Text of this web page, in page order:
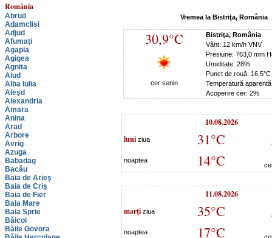
România
Abrud
Adamclisi
Adjud
Afumaţi
Agapia
Agigea
Agnita
Aiud
Alba Iulia
Aleşd
Alexandria
Amara
Anina
Arad
Arbore
Avrig
Azuga
Babadag
Bacău
Baia de Arieş
Baia de Criş
Baia de Fier
Baia Mare
Baia Sprie
Băicoi
Băile Govora
Vremea la Bistriţa, România
30,9°C
cer senin
Bistriţa, România
Vânt: 12 km/h VNV
Presiune: 763,0 mm
Umiditate: 28%
Punct de rouă: 16,5°C
Temperatură
Acoperire cer: 2%
10.08.2026
luni ziua 31°C
noaptea 14°C
11.08.2026
marţi ziua 35°C
noaptea 17°C